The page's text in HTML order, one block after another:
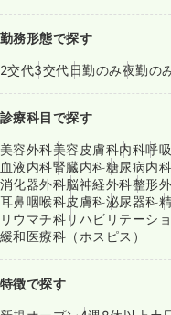
勤務形態で探す
2交代3交代日勤のみ夜勤の
診療科目で探す
美容外科美容皮膚科内科呼
血液内科腎臓内科糖尿病内
消化器外科脳神経外科整形
耳鼻咽喉科皮膚科泌尿器科
リウマチ科リハビリテーシ
緩和医療科（ホスピス）
特徴で探す